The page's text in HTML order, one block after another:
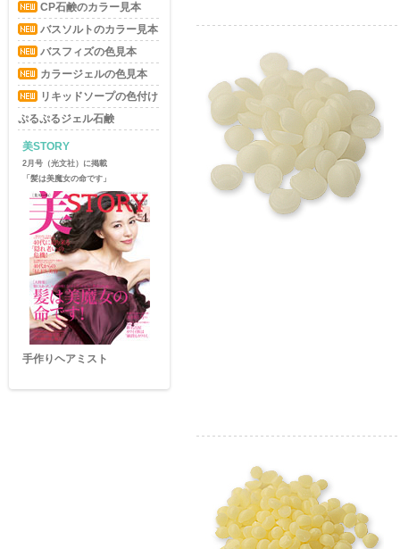
CP石鹸のカラー見本
バスソルトのカラー見本
バスフィズの色見本
カラージェルの色見本
リキッドソープの色付け
ぷるぷるジェル石鹸
美STORY
2月号（光文社）に掲載
「髪は美魔女の命です」
手作りヘアミスト
美STORY
8月号（光文社）に掲載
「 美魔女の“朝美活”レシピ」
クレイパウダー手作りパッ